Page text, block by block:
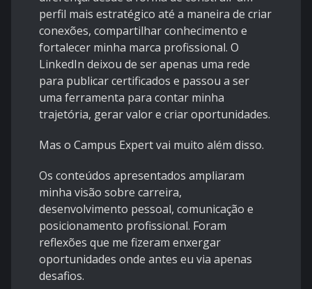
perfil mais estratégico até a maneira de criar
conexões, compartilhar conhecimento e
fortalecer minha marca profissional. O
LinkedIn deixou de ser apenas uma rede
para publicar certificados e passou a ser
uma ferramenta para contar minha
trajetória, gerar valor e criar oportunidades.
Mas o Campus Expert vai muito além disso.
Os conteúdos apresentados ampliaram
minha visão sobre carreira,
desenvolvimento pessoal, comunicação e
posicionamento profissional. Foram
reflexões que me fizeram enxergar
oportunidades onde antes eu via apenas
desafios.